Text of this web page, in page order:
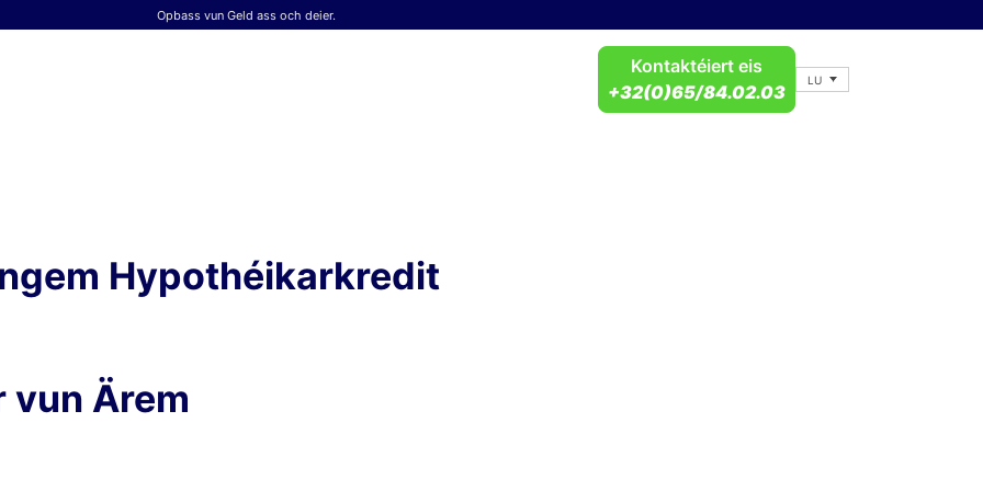
Opbass vun Geld ass och deier.
LU
Kontaktéiert eis
+32(0)65/84.02.03
Hypothéikarkredit
vun Ärem